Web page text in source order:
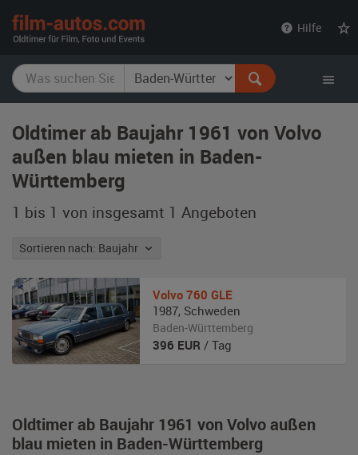
Hilfe
Oldtimer ab Baujahr 1961 von Volvo
außen blau mieten in Baden-
Württemberg
1 bis 1 von insgesamt 1 Angeboten
Sortieren nach: Baujahr
Oldtimer ab Baujahr 1961 von Volvo außen
blau mieten in Baden-Württemberg
Volvo 760 GLE
1987, Schweden
Baden-Württemberg
396 EUR / Tag